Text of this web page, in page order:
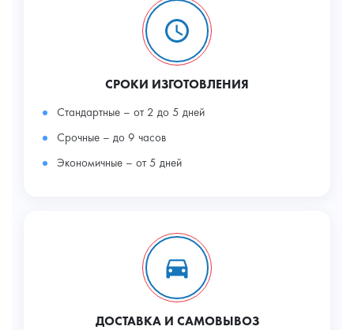
СРОКИ ИЗГОТОВЛЕНИЯ
Стандартные – от 2 до 5 дней
Срочные – до 9 часов
Экономичные – от 5 дней
ДОСТАВКА И САМОВЫВОЗ